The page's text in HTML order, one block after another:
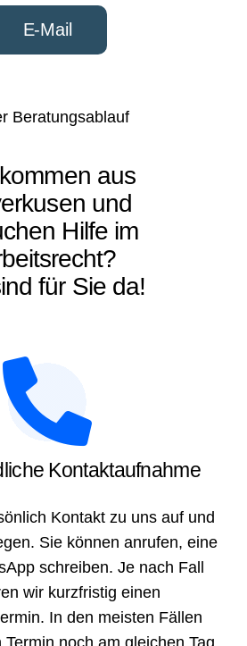
E-Mail
Beratungsablauf
aus
und
Hilfe im
?
für Sie da!
Kontaktaufnahme
Kontakt zu uns auf und
Sie können anrufen, eine
schreiben. Je nach Fall
wir kurzfristig einen
In den meisten Fällen
noch am gleichen Tag